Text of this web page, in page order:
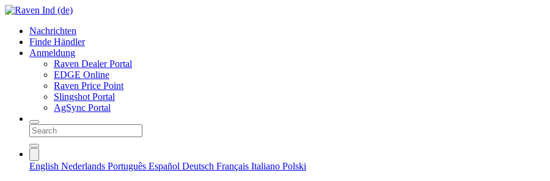
Nachrichten
Finde Händler
Anmeldung
Raven Dealer Portal
EDGE Online
Raven Price Point
Slingshot Portal
AgSync Portal
English Nederlands Português Español Deutsch Français Italiano Polski